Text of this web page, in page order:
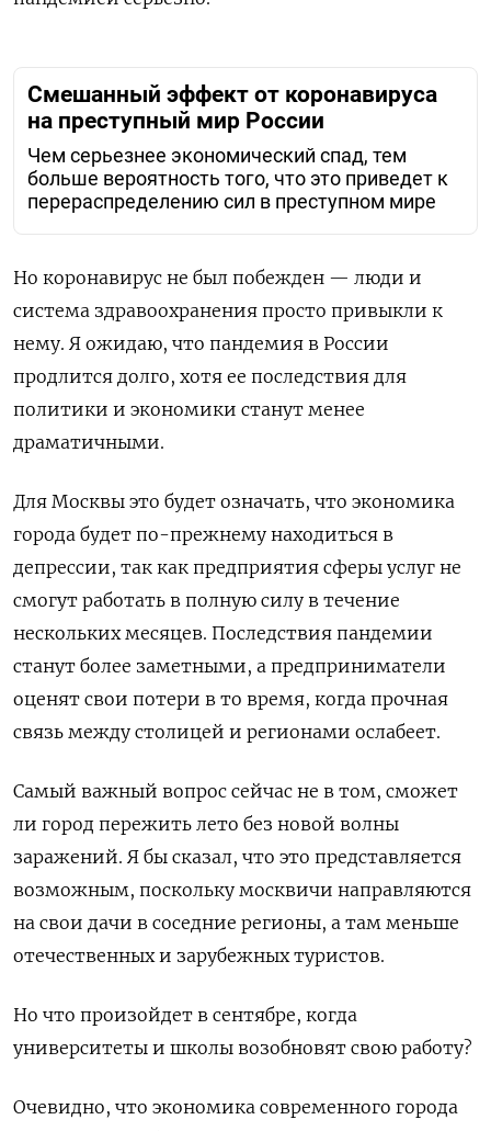
Смешанный эффект от коронавируса
на преступный мир России
Чем серьезнее экономический спад, тем
больше вероятность того, что это приведет к
перераспределению сил в преступном мире
Но коронавирус не был побежден — люди и
система здравоохранения просто привыкли к
нему. Я ожидаю, что пандемия в России
продлится долго, хотя ее последствия для
политики и экономики станут менее
драматичными.
Для Москвы это будет означать, что экономика
города будет по-прежнему находиться в
депрессии, так как предприятия сферы услуг не
смогут работать в полную силу в течение
нескольких месяцев. Последствия пандемии
станут более заметными, а предприниматели
оценят свои потери в то время, когда прочная
связь между столицей и регионами ослабеет.
Самый важный вопрос сейчас не в том, сможет
ли город пережить лето без новой волны
заражений. Я бы сказал, что это представляется
возможным, поскольку москвичи направляются
на свои дачи в соседние регионы, а там меньше
отечественных и зарубежных туристов.
Но что произойдет в сентябре, когда
университеты и школы возобновят свою работу?
Очевидно, что экономика современного города